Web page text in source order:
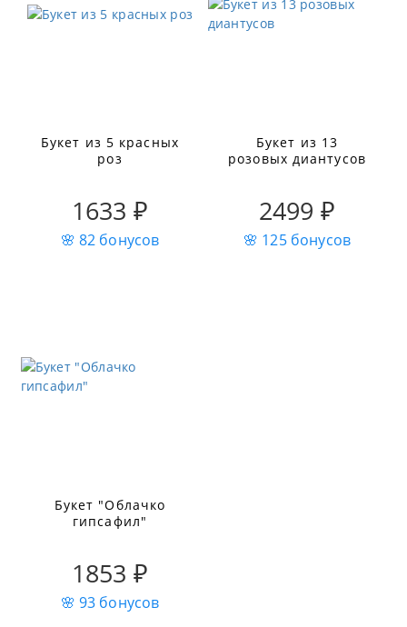
Букет из 5 красных
роз
1633 ₽
🌸 82 бонусов
Букет из 13
розовых диантусов
2499 ₽
🌸 125 бонусов
Букет "Облачко
гипсафил"
1853 ₽
🌸 93 бонусов